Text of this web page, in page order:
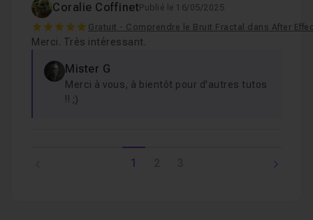
Coralie Coffinet Publié le 16/05/2025
5 Gratuit - Comprendre le Bruit Fractal dans After
Merci. Très intéressant.
Mister G
Merci à vous, à bientôt pour d'autres tutos
!! ;)
1